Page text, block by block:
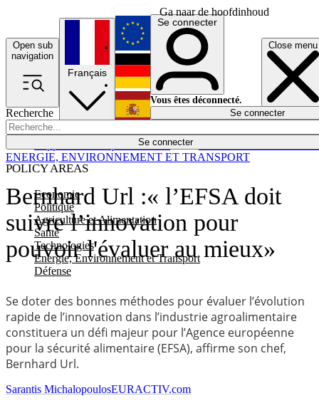
Ga naar de hoofdinhoud
Open sub
navigation
Close menu
Recherche
Se connecter
POLICY AREAS
Economie
Politique
Agriculture et Alimentation
Santé
Technologies
Energie, Environnement et Transport
Défense
Économie
Français
English
Deutsch
Español
Se connecter
Vous êtes déconnecté.
Se connecter
Bernhard Url :« l’EFSA doit
suivre l’innovation pour
pouvoir l'évaluer au mieux»
Se doter des bonnes méthodes pour évaluer l’évolution
rapide de l’innovation dans l’industrie agroalimentaire
constituera un défi majeur pour l’Agence européenne
pour la sécurité alimentaire (EFSA), affirme son chef,
Bernhard Url.
ENERGIE, ENVIRONNEMENT ET TRANSPORT
Sarantis MichalopoulosEURACTIV.com